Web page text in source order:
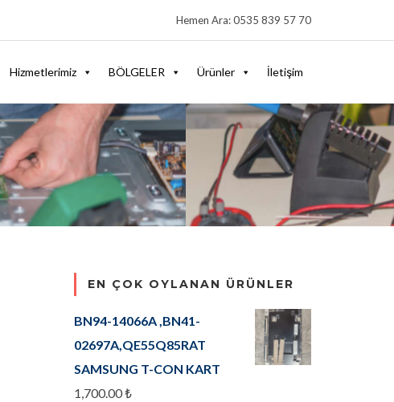
Hemen Ara: 0535 839 57 70
Hizmetlerimiz BÖLGELER Ürünler İletişim
EN ÇOK OYLANAN ÜRÜNLER
BN94-14066A ,BN41-
02697A,QE55Q85RAT
SAMSUNG T-CON KART
1,700.00₺